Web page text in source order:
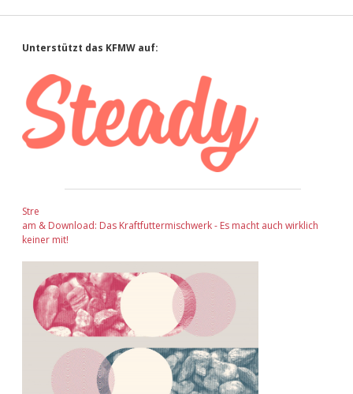
Adventskalender 2019
Adventskalender 2020
Adventskalender 2021
Adventskalender 2022
Adventskalender 2023
Sidebar
Unterstützt das KFMW auf:
Stre
am & Download: Das Kraftfuttermischwerk - Es macht auch wirklich
keiner mit!